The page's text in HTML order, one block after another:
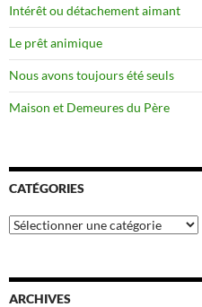
Intérêt ou détachement aimant
Le prêt animique
Nous avons toujours été seuls
Maison et Demeures du Père
CATÉGORIES
Catégories
ARCHIVES